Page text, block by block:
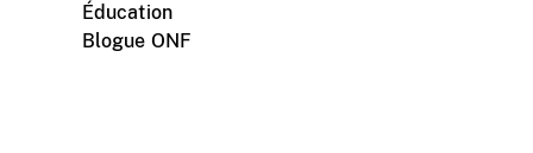
Éducation
Blogue ONF